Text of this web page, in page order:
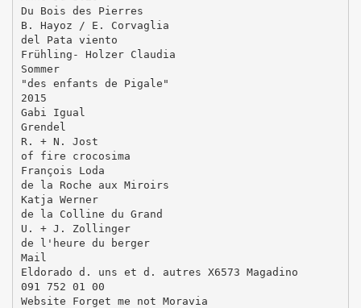
Du Bois des Pierres
B. Hayoz / E. Corvaglia
del Pata viento
Frühling- Holzer Claudia
Sommer
"des enfants de Pigale"
2015
Gabi Igual
Grendel
R. + N. Jost
of fire crocosima
François Loda
de la Roche aux Miroirs
Katja Werner
de la Colline du Grand
U. + J. Zollinger
de l'heure du berger
Mail
Eldorado d. uns et d. autres X6573 Magadino
091 752 01 00
Website Forget me not Moravia